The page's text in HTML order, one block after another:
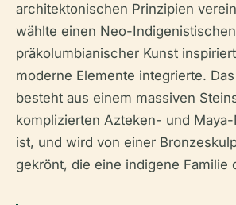
architektonischen Prinzipien
wählte einen Neo-
präkolumbianischer Kunst
moderne Elemente integrierte.
besteht aus einem massiven
komplizierten Azteken- und
ist, und wird von einer
gekrönt, die eine indigene Familie